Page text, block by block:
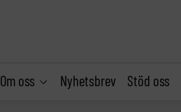
Om oss Nyhetsbrev Stöd oss